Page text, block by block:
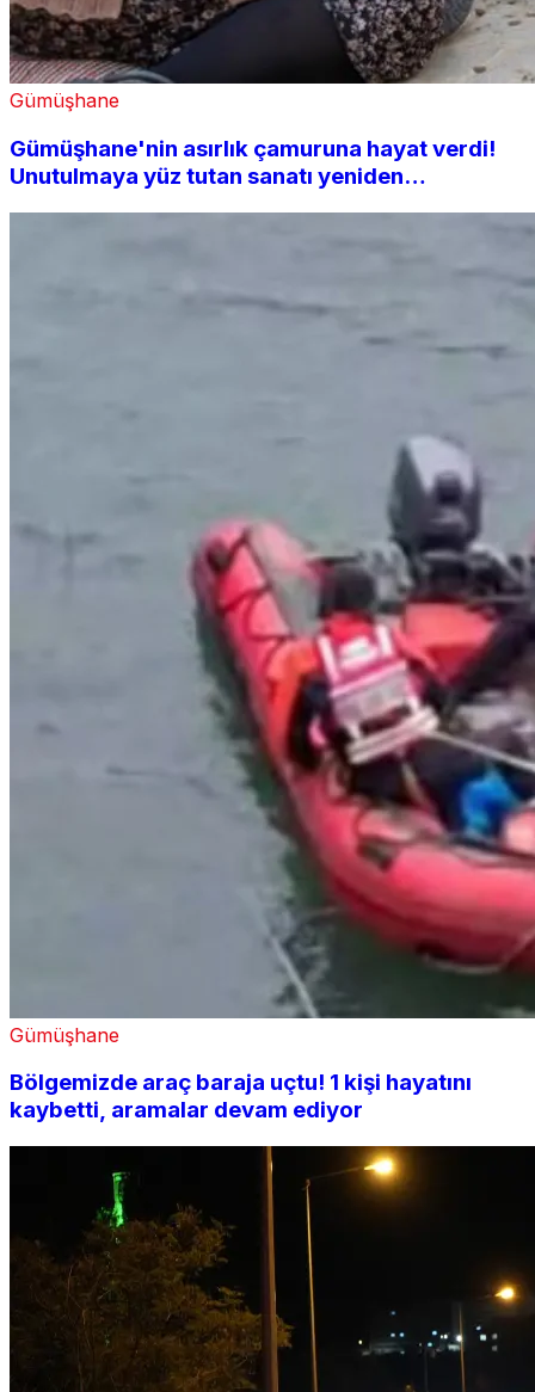
Gümüşhane
Gümüşhane'nin asırlık çamuruna hayat verdi!
Unutulmaya yüz tutan sanatı yeniden
Gümüşhane
Bölgemizde araç baraja uçtu! 1 kişi hayatını
kaybetti, aramalar devam ediyor